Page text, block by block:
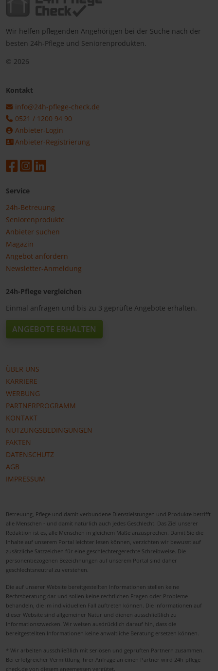
Wir helfen pflegenden Angehörigen bei der Suche nach der
besten 24h-Pflege und Seniorenprodukten.
© 2026
Kontakt
info@24h-pflege-check.de
0521 / 1200 94 90
Anbieter-Login
Anbieter-Registrierung
Service
24h-Betreuung
Seniorenprodukte
Anbieter suchen
Magazin
Angebot anfordern
Newsletter-Anmeldung
24h-Pflege vergleichen
Einmal anfragen und bis zu 3 geprüfte Angebote erhalten.
ANGEBOTE ERHALTEN
ÜBER UNS
KARRIERE
WERBUNG
PARTNERPROGRAMM
KONTAKT
NUTZUNGSBEDINGUNGEN
FAKTEN
DATENSCHUTZ
AGB
IMPRESSUM
Betreuung, Pflege und damit verbundene Dienstleistungen und Produkte betrifft
alle Menschen - und damit natürlich auch jedes Geschlecht. Das Ziel unserer
Redaktion ist es, alle Menschen in gleichem Maße anzusprechen. Damit Sie die
Inhalte auf unserem Portal leichter lesen können, verzichten wir bewusst auf
zusätzliche Satzzeichen für eine geschlechtergerechte Schreibweise. Die
personenbezogenen Bezeichnungen auf unserem Portal sind daher
geschlechtsneutral zu verstehen.
Die auf unserer Website bereitgestellten Informationen stellen keine
Rechtsberatung dar und sollen keine rechtlichen Fragen oder Probleme
behandeln, die im individuellen Fall auftreten können. Die Informationen auf
dieser Website sind allgemeiner Natur und dienen ausschließlich zu
Informationszwecken. Wir weisen ausdrücklich darauf hin, dass die
bereitgestellten Informationen keine anwaltliche Beratung ersetzen können.
* Wir arbeiten ausschließlich mit seriösen und geprüften Partnern zusammen.
Bei erfolgreicher Vermittlung Ihrer Anfrage an einen Partner wird 24h-pflege-
check.de von diesem angemessen vergütet.